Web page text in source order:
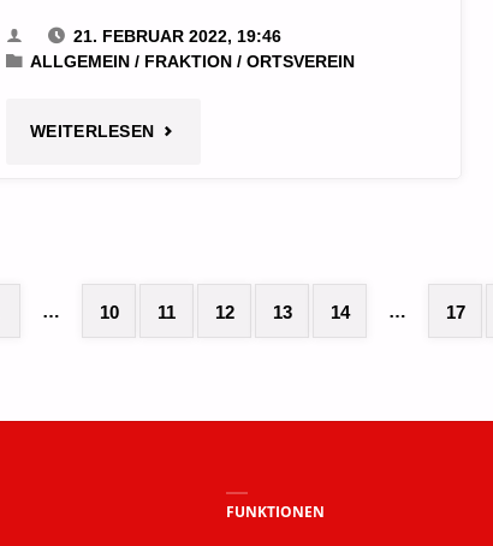
21. FEBRUAR 2022, 19:46
ALLGEMEIN / FRAKTION /ORTSVEREIN
WEITERLESEN"22
JUGENDTHEATER"
… 10 11 12 13 14 … 17
FUNKTIONEN